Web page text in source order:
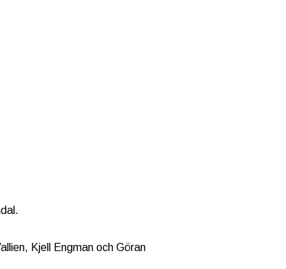
Kjell Engman och Göran